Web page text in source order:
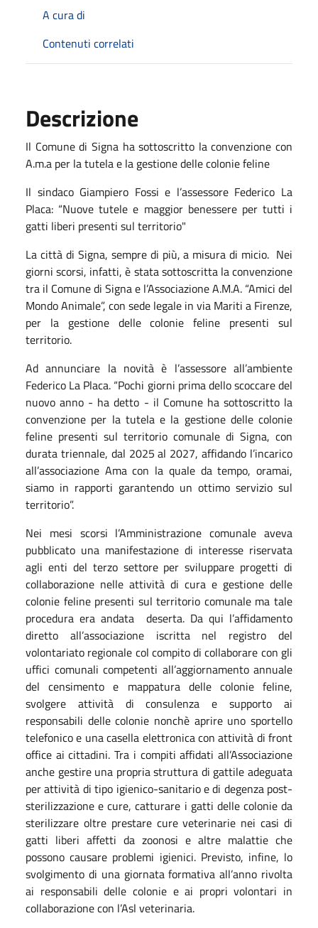
A cura di
Contenuti correlati
Descrizione
Il Comune di Signa ha sottoscritto la convenzione con
A.m.a per la tutela e la gestione delle colonie feline
Il sindaco Giampiero Fossi e l’assessore Federico La
Placa: “Nuove tutele e maggior benessere per tutti i
gatti liberi presenti sul territorio"
La città di Signa, sempre di più, a misura di micio. Nei
giorni scorsi, infatti, è stata sottoscritta la convenzione
tra il Comune di Signa e l’Associazione A.M.A. “Amici del
Mondo Animale”, con sede legale in via Mariti a Firenze,
per la gestione delle colonie feline presenti sul
territorio.
Ad annunciare la novità è l’assessore all’ambiente
Federico La Placa. “Pochi giorni prima dello scoccare del
nuovo anno - ha detto - il Comune ha sottoscritto la
convenzione per la tutela e la gestione delle colonie
feline presenti sul territorio comunale di Signa, con
durata triennale, dal 2025 al 2027, affidando l’incarico
all’associazione Ama con la quale da tempo, oramai,
siamo in rapporti garantendo un ottimo servizio sul
territorio”.
Nei mesi scorsi l’Amministrazione comunale aveva
pubblicato una manifestazione di interesse riservata
agli enti del terzo settore per sviluppare progetti di
collaborazione nelle attività di cura e gestione delle
colonie feline presenti sul territorio comunale ma tale
procedura era andata deserta. Da qui l’affidamento
diretto all’associazione iscritta nel registro del
volontariato regionale col compito di collaborare con gli
uffici comunali competenti all’aggiornamento annuale
del censimento e mappatura delle colonie feline,
svolgere attività di consulenza e supporto ai
responsabili delle colonie nonchè aprire uno sportello
telefonico e una casella elettronica con attività di front
office ai cittadini. Tra i compiti affidati all’Associazione
anche gestire una propria struttura di gattile adeguata
per attività di tipo igienico-sanitario e di degenza post-
sterilizzazione e cure, catturare i gatti delle colonie da
sterilizzare oltre prestare cure veterinarie nei casi di
gatti liberi affetti da zoonosi e altre malattie che
possono causare problemi igienici. Previsto, infine, lo
svolgimento di una giornata formativa all’anno rivolta
ai responsabili delle colonie e ai propri volontari in
collaborazione con l’Asl veterinaria.